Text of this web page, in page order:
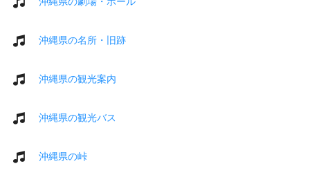
沖縄県の名所・旧跡
沖縄県の観光案内
沖縄県の観光バス
沖縄県の峠